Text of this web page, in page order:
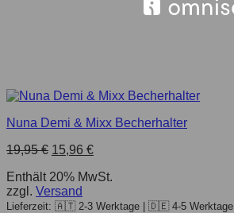
Nuna Demi & Mixx Becherhalter
19,95€ 15,96 €
Enthält 20% MwSt.
zzgl. Versand
Lieferzeit: 🇦🇹 2-3 Werktage | 🇩🇪 4-5 Werktage